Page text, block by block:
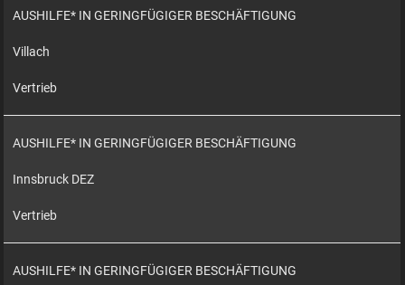
AUSHILFE* IN GERINGFÜGIGER BESCHÄFTIGUNG
Villach
Vertrieb
AUSHILFE* IN GERINGFÜGIGER BESCHÄFTIGUNG
Innsbruck DEZ
Vertrieb
AUSHILFE* IN GERINGFÜGIGER BESCHÄFTIGUNG